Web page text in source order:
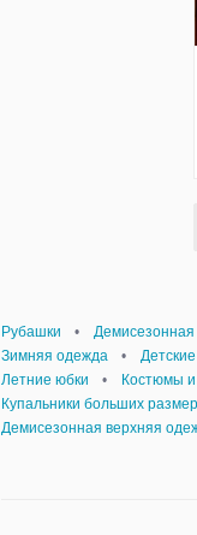
Рубашки •
Зимняя одежда
•
Летние юбки
• Костюмы и
Купальники больших
Демисезонная верхняя